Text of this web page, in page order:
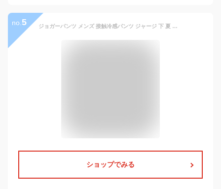
no. 5 ジョガーパンツ メンズ 接触冷感パンツ ジャージ 下 夏 テーパードパンツ スリム outdoor products アウトドア プロダクツ アクティブスポーツパンツ ストレッチ 超伸縮 涼しい UVカット 猛暑対策 暑さ対策 M L LL 正規品 ブランド 黒 ネイビー カーキ ベージュ
ショップでみる